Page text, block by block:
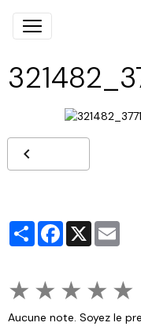
PartagerFacebook
X
★ ★ ★ ★ ★
Aucune note. Soyez le